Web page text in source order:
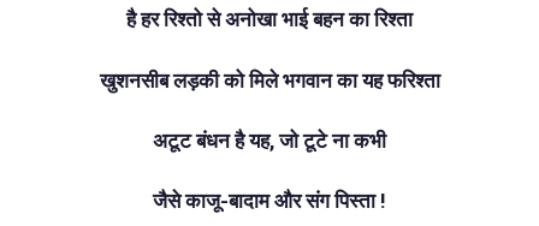
है हर रिश्तो से अनोखा भाई बहन का रिश्ता
खुशनसीब लड़की को मिले भगवान का यह फरिश्ता
अटूट बंधन है यह, जो टूटे ना कभी
जैसे काजू-बादाम और संग पिस्ता !